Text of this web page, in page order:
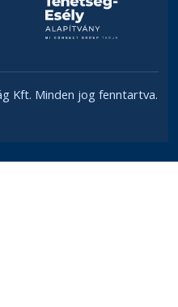
Kft. Minden jog fenntartva.